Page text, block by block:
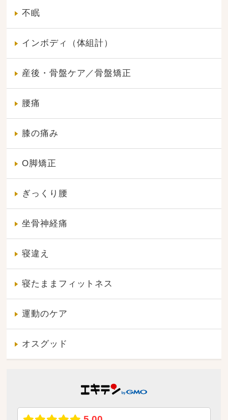
不眠
インボディ（体組計）
産後・骨盤ケア／骨盤矯正
腰痛
膝の痛み
O脚矯正
ぎっくり腰
坐骨神経痛
寝違え
寝たままフィットネス
運動のケア
オスグッド